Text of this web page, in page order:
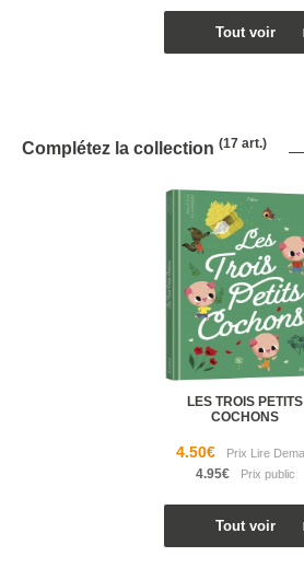
Complétez la collection (17 art.)
LES TROIS PETITS
COCHONS
4.50€
4.95€